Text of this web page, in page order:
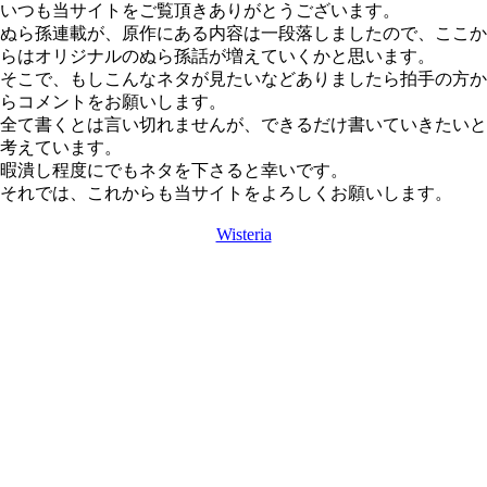
いつも当サイトをご覧頂きありがとうございます。
ぬら孫連載が、原作にある内容は一段落しましたので、ここか
らはオリジナルのぬら孫話が増えていくかと思います。
そこで、もしこんなネタが見たいなどありましたら拍手の方か
らコメントをお願いします。
全て書くとは言い切れませんが、できるだけ書いていきたいと
考えています。
暇潰し程度にでもネタを下さると幸いです。
それでは、これからも当サイトをよろしくお願いします。
Wisteria